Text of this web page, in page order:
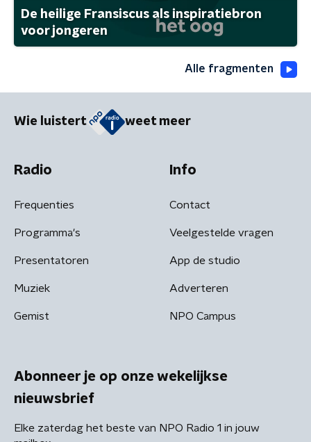
De heilige Fransiscus als inspiratiebron
voor jongeren
Alle fragmenten
Wie luistert weet meer
Radio
Frequenties
Programma's
Presentatoren
Muziek
Gemist
Info
Contact
Veelgestelde vragen
App de studio
Adverteren
NPO Campus
Abonneer je op onze wekelijkse
nieuwsbrief
Elke zaterdag het beste van NPO Radio 1 in jouw